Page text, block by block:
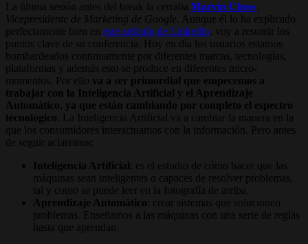
La última sesión antes del break la cerraba Marvin Chow
Vicepresidente de Marketing de Google
. Aunque él lo ha explicado
perfectamente bien en este artículo de Linkedin , voy a resumir los
puntos clave de su conferencia. Hoy en día los usuarios estamos
bombardeados continuamente por diferentes marcas, tecnologías,
plataformas y además esto se produce en diferentes micro-
momentos. Por ello va a ser primordial que empecemos a
trabajar con la Inteligencia Artificial y el Aprendizaje
Automático ya que están cambiando por completo el espectro
tecnológico . La Inteligencia Artificial va a cambiar la manera en la
que los consumidores interactuamos con la información. Pero antes
de seguir aclaremos:
Inteligencia Artificial : es el estudio de cómo hacer que las
máquinas sean inteligentes o capaces de resolver problemas,
tal y como se puede leer en la fotografía de arriba.
Aprendizaje Automático : crear sistemas que solucionen
problemas. Enseñamos a las máquinas con una serie de reglas
hasta que aprendan.